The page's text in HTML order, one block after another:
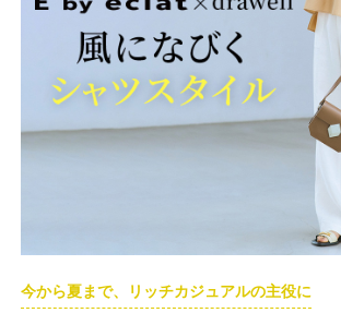
今から夏まで、リッチカジュアルの主役に